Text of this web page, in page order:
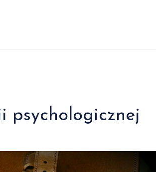
psychologicznej